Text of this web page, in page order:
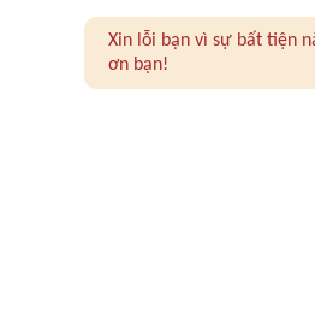
Xin lỗi bạn vì sự bất tiện
ơn bạn!